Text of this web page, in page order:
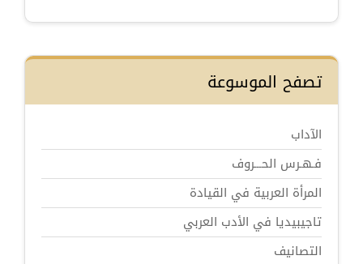
تصفح الموسوعة
الآداب
فـهـرس الحـــروف
المرأة العربية في القيادة
تاجيبيديا في الأدب العربي
التصانيف